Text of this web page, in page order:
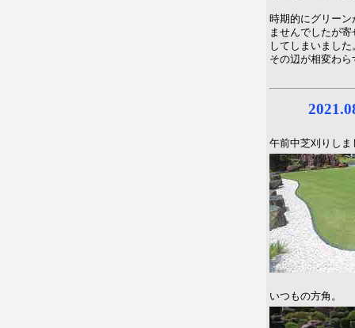
時期的にグリー
ませんでしたが
してしまいました
その辺が相変わ
午前中芝刈りしま
いつもの方角。